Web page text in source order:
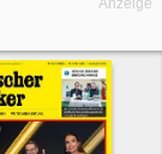
Anzeige